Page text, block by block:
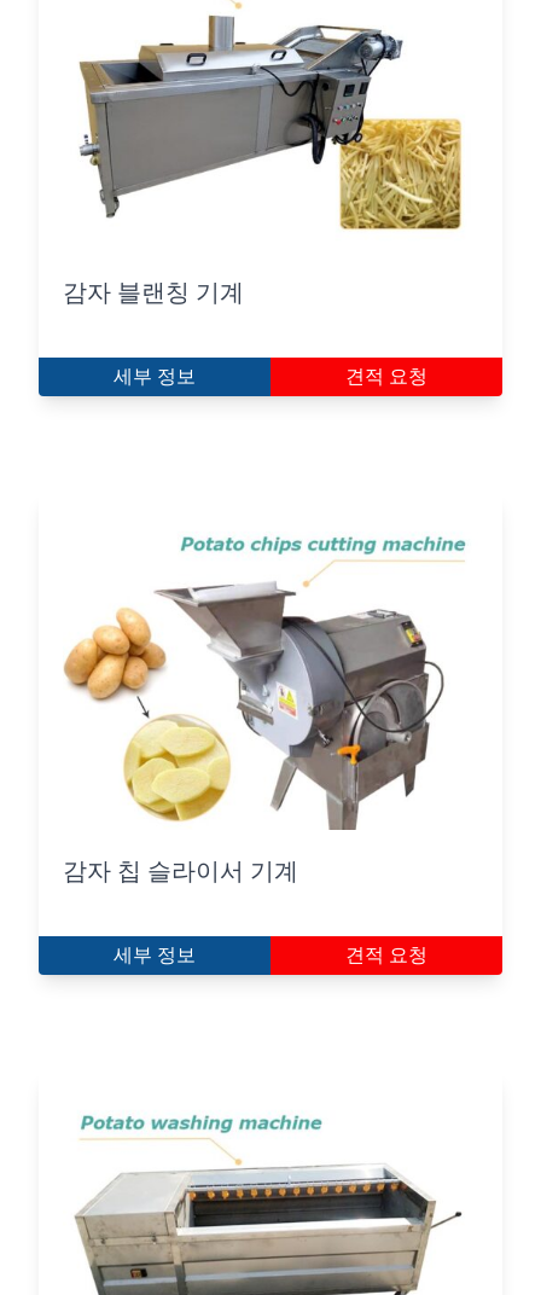
감자 블랜칭 기계
세부 정보 견적 요청
감자 칩 슬라이서 기계
세부 정보 견적 요청